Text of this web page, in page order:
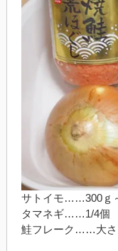
サトイモ……300ｇ
タマネギ……1/4個
鮭フレーク……大さ